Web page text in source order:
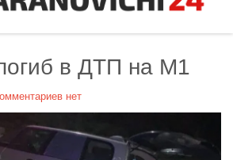
в ДТП на М1
нет